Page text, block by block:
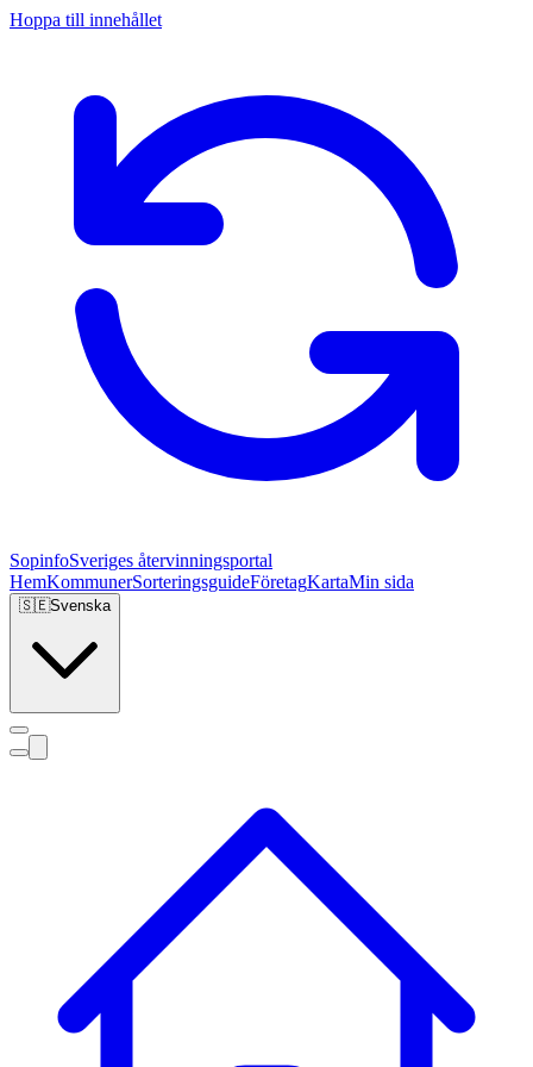
Hoppa till innehållet
SopinfoSveriges återvinningsportal
HemKommunerSorteringsguideFöretagKartaMin sida
🇸🇪Svenska